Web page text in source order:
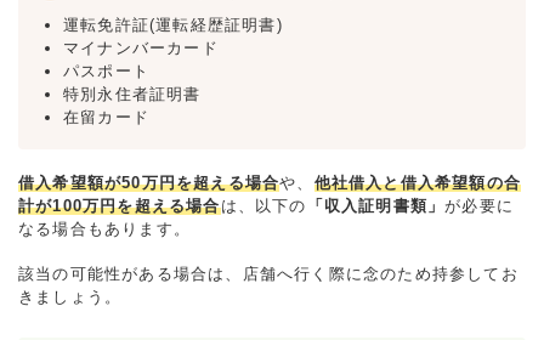
運転免許証(運転経歴証明書)
マイナンバーカード
パスポート
特別永住者証明書
在留カード
借入希望額が50万円を超える場合や、 他社借入と借入希望額の合
計が100万円を超える場合は、以下の 「収入証明書類」が必要に
なる場合もあります。
該当の可能性がある場合は、店舗へ行く際に念のため持参してお
きましょう。